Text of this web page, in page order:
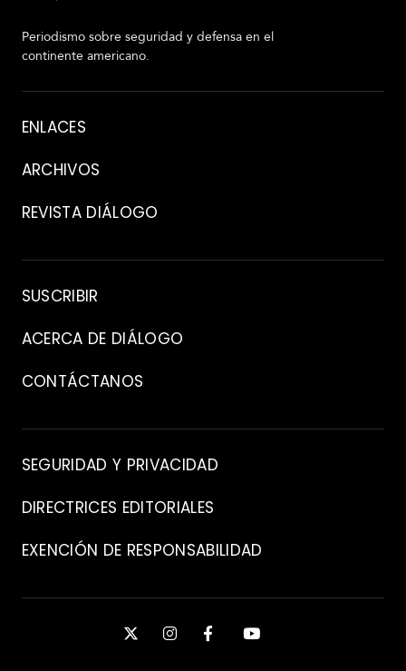
Periodismo sobre seguridad y defensa en el
continente americano.
Acerca
ENLACES
ARCHIVOS
REVISTA DIÁLOGO
Archivo
SUSCRIBIR
ACERCA DE DIÁLOGO
CONTÁCTANOS
Contacto
SEGURIDAD Y PRIVACIDAD
DIRECTRICES EDITORIALES
EXENCIÓN DE RESPONSABILIDAD
Manténgase
conectado
X INSTAGRAM
FACEBOOKYOUTUBE